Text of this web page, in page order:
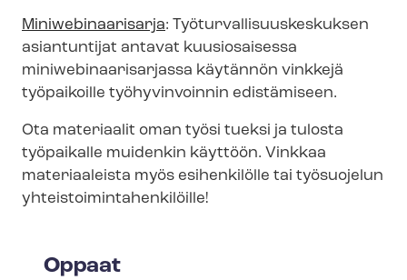
Miniwebinaarisarja: Työ­tur­val­li­suus­kes­kuk­sen
asiantuntijat antavat kuusiosaisessa
miniwebinaarisarjassa käytännön vinkkejä
työpaikoille työhyvinvoinnin edistämiseen.
Ota materiaalit oman työsi tueksi ja tulosta
työpaikalle muidenkin käyttöön. Vinkkaa
materiaaleista myös esihenkilölle tai työsuojelun
yh­teis­toi­min­ta­hen­ki­löil­le!
Oppaat